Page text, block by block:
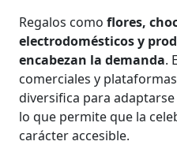
Regalos comoflores,
electrodomésticos y
encabezan la demanda.
comerciales y
diversifica para
lo que permite que la
carácter accesible.